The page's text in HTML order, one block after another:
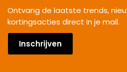
Ontvang de laatste trends,
kortingsacties direct in je mail.
Inschrijven